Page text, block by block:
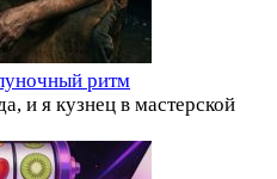
ритм
и я кузнец в мастерской